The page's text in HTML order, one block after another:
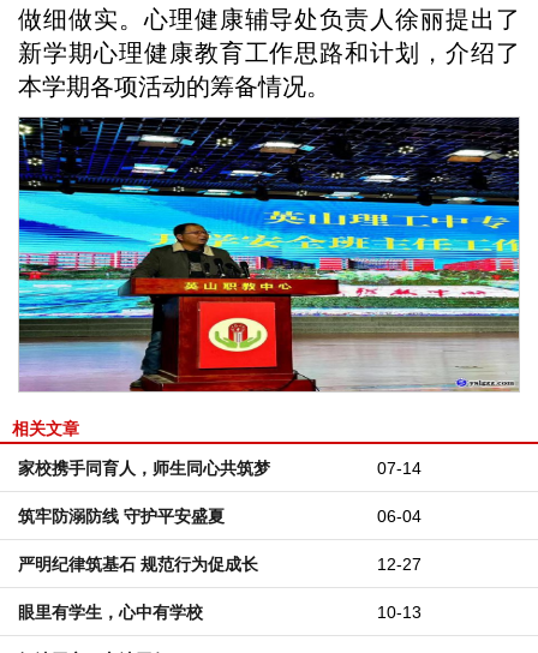
做细做实。心理健康辅导处负责人徐丽提出了
新学期心理健康教育工作思路和计划，介绍了
本学期各项活动的筹备情况。
相关文章
07-14
家校携手同育人，师生同心共筑梦
06-04
筑牢防溺防线 守护平安盛夏
12-27
严明纪律筑基石 规范行为促成长
10-13
眼里有学生，心中有学校